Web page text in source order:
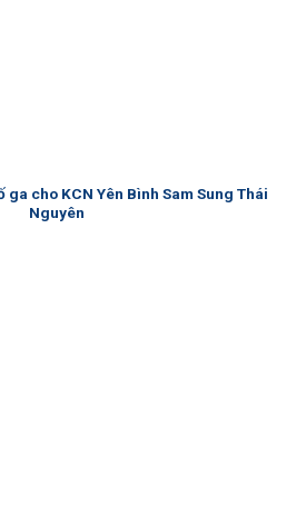
ga cho KCN Yên Bình Sam Sung Thái
Nguyên